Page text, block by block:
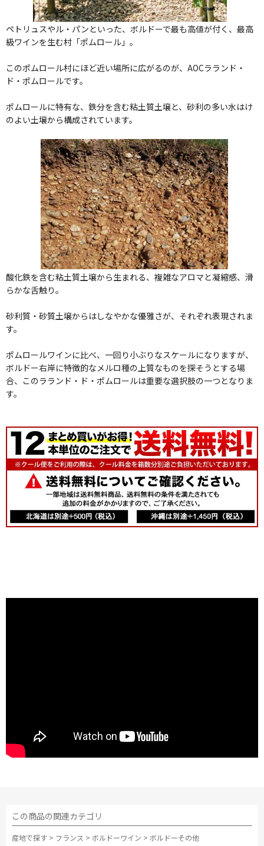
ペトリュスやル・パンといった、ボルドーで最も高値が付く、最高
級ワインを生む村「ポムロール」。
このポムロール村にほど近い場所に広がるのが、AOCラランド・
ド・ポムロールです。
ポムロールに特有な、鉄分を含む粘土質土壌と、砂利の多い水はけ
のよい土壌から構成されています。
酸化鉄を含む粘土質土壌から生まれる、複雑なアロマと凝縮感、滑
らかな舌触り。
砂利質・砂質土壌からはしなやかな優雅さが、それぞれ表現されま
す。
ポムロールワインに比べ、一回り小ぶりなスケールになりますが、
ボルドー右岸に特徴的なメルロ種の上質なものを探そうとする場
合、このラランド・ド・ポムロールは重要な選択肢の一つとなりま
す。
この商品の関連カテゴリ
産地で探す > フランス > ボルドーワイン > ボルドーその他